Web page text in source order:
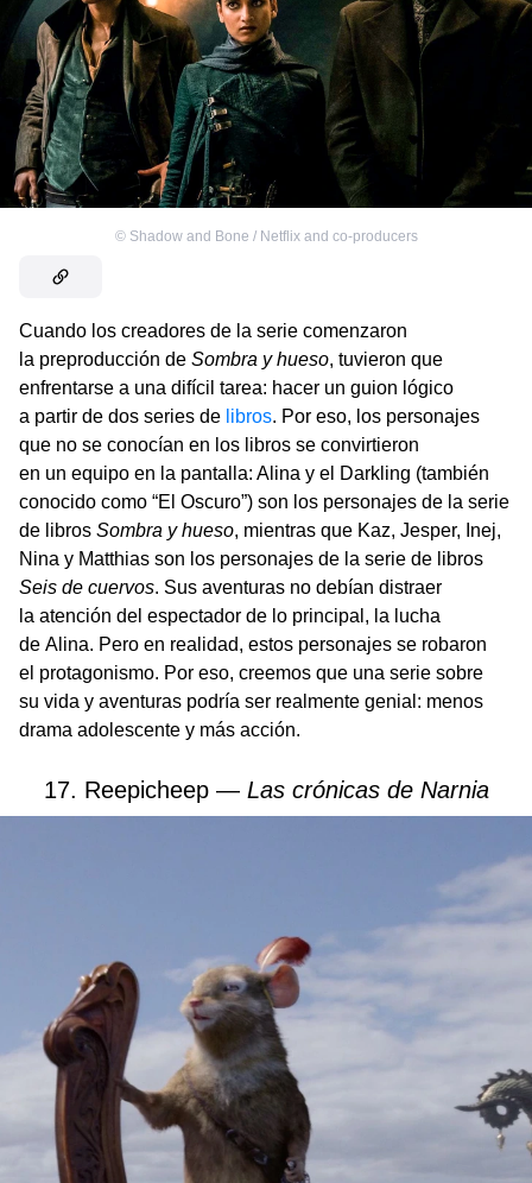
© Shadow and Bone / Netflix and co-producers
Cuando los creadores de la serie comenzaron
la preproducción de Sombra y hueso, tuvieron que
enfrentarse a una difícil tarea: hacer un guion lógico
a partir de dos series de libros. Por eso, los personajes
que no se conocían en los libros se convirtieron
en un equipo en la pantalla: Alina y el Darkling (también
conocido como “El Oscuro”) son los personajes de la serie
de libros Sombra y hueso, mientras que Kaz, Jesper, Inej,
Nina y Matthias son los personajes de la serie de libros
Seis de cuervos. Sus aventuras no debían distraer
la atención del espectador de lo principal, la lucha
de Alina. Pero en realidad, estos personajes se robaron
el protagonismo. Por eso, creemos que una serie sobre
su vida y aventuras podría ser realmente genial: menos
drama adolescente y más acción.
17. Reepicheep — Las crónicas de Narnia